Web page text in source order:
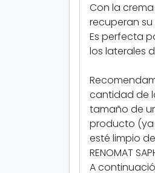
Con la
recuperan
Es perfecta
los laterales
cantidad de la
tamaño de
producto (ya
esté limpio
RENOMAT
A